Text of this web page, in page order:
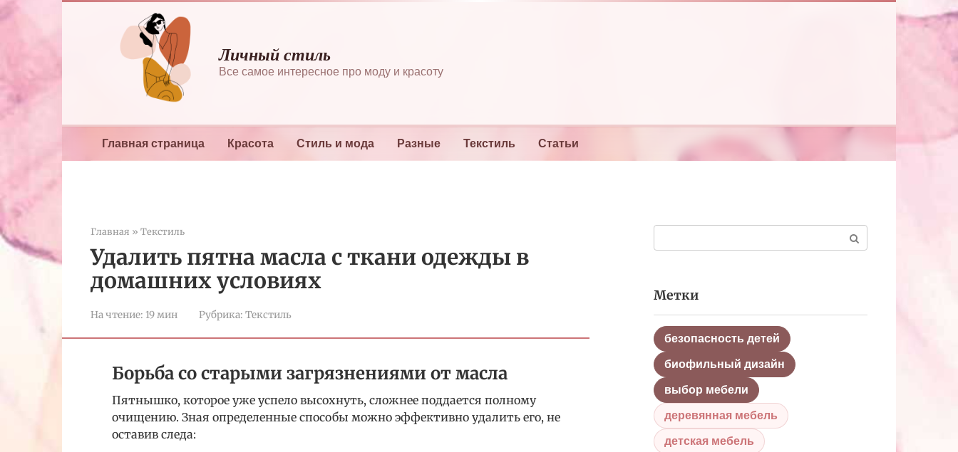
Перейти
к
Личный стиль
Все самое интересное про моду и красоту
Главная страница Красота Стиль и мода Разные Текстиль Статьи
Главная » Текстиль
Удалить пятна масла с ткани одежды в
домашних условиях
На чтение: 19 мин Рубрика: Текстиль
Борьба со старыми загрязнениями от масла
Пятнышко, которое уже успело высохнуть, сложнее поддается полному
очищению. Зная определенные способы можно эффективно удалить его, не
оставив следа:
Метки
безопасность детей
биофильный дизайн
выбор мебели
деревянная мебель
детская мебель